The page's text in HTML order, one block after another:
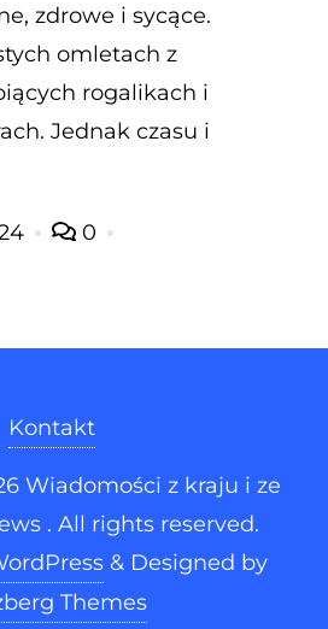
zdrowe i sycące.
omletach z
rogalikach i
Jednak czasu i
0
Kontakt
Wiadomości z kraju i ze
. All rights reserved.
& Designed by
Themes